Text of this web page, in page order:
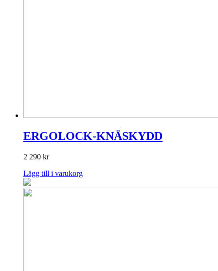
ERGOLOCK-KNÄSKYDD
2 290 kr
Lägg till i varukorg